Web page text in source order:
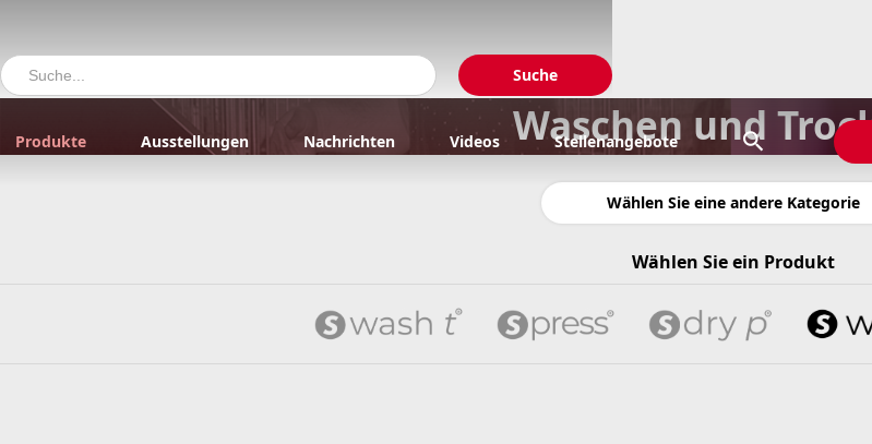
Produkte Ausstellungen Nachrichten Videos Stellenangebote 
Waschen und
Wählen Sie eine andere Kategorie
Wählen Sie ein Produkt